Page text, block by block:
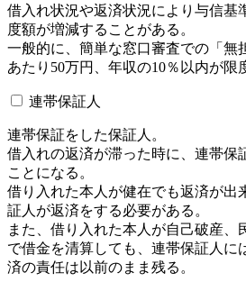
借入れ状況や返済状況により与信基
度額が増減することがある。
一般的に、簡単な窓口審査での「無
あたり50万円、年収の10％以内が限
連帯保証人
連帯保証をした保証人。
借入れの返済が滞った時に、連帯保
ことになる。
借り入れた本人が健在でも返済が出
証人が返済をする必要がある。
また、借り入れた本人が自己破産、
で借金を清算しても、連帯保証人に
済の責任は以前のまま残る。